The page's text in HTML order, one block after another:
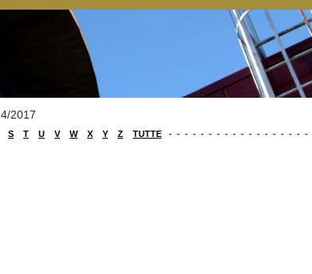
2017
- - - - - - - - - - - - - - - - - -
S T U V W X Y Z TUTTE